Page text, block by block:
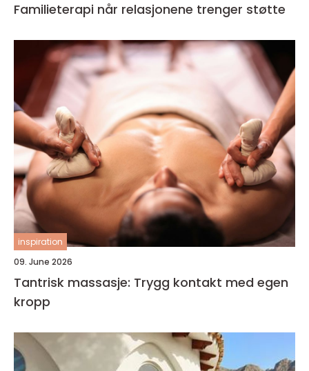
Familieterapi når relasjonene trenger støtte
inspiration
09. June 2026
Tantrisk massasje: Trygg kontakt med egen
kropp